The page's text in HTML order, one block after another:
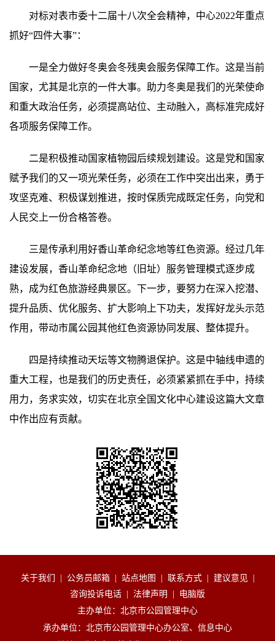
对标对表市委十二届十八次全会精神，中心2022年重点
抓好“四件大事”：
一是全力做好冬奥会冬残奥会服务保障工作。这是当前
国家，尤其是北京的一件大事。助力冬奥是我们的光荣使命
和重大政治任务，必须提高站位、主动融入，高标准完成好
各项服务保障工作。
二是积极推动国家植物园后续规划建设。这是党和国家
赋予我们的又一项光荣任务，必须在工作中突出出来，勇于
攻坚克难、积极谋划推进，按时保质完成既定任务，向党和
人民交上一份合格答卷。
三是传承利用好香山革命纪念地等红色资源。经过几年
建设发展，香山革命纪念地（旧址）服务管理模式逐步成
熟，成为红色旅游经典景区。下一步，要努力在深入挖潜、
提升品质、优化服务、扩大影响上下功夫，发挥好龙头示范
作用，带动市属公园其他红色资源协同发展、整体提升。
四是持续推动天坛等文物腾退保护。这是中轴线申遗的
重大工程，也是我们的历史责任，必须紧紧抓在手中，持续
用力，务求实效，切实在北京全国文化中心建设这篇大文章
中作出应有贡献。
关于我们 公务员邮箱 站点地图 联系方式 建议意见
咨询投诉电话
法律声明
电脑版
主办单位：北京市公园管理中心
承办单位：北京市公园管理中心办公室、信息中心